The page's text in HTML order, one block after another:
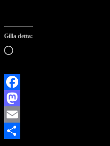
Gilla detta:
Laddar
Facebook
Mastodon
Email